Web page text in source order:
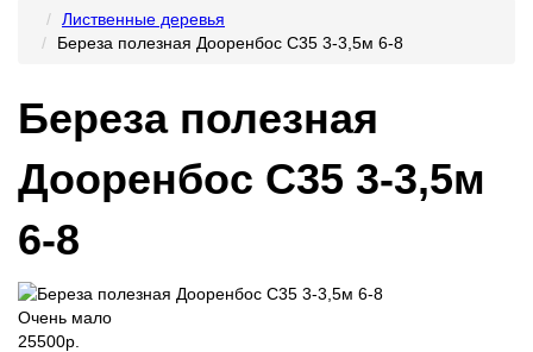
Лиственные деревья
Береза полезная Дооренбос С35 3-3,5м 6-8
Береза полезная
Дооренбос С35 3-3,5м
6-8
Очень мало
25500р.